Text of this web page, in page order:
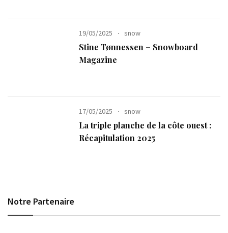
19/05/2025 snow
Stine Tønnessen – Snowboard
Magazine
17/05/2025 snow
La triple planche de la côte ouest :
Récapitulation 2025
Notre Partenaire